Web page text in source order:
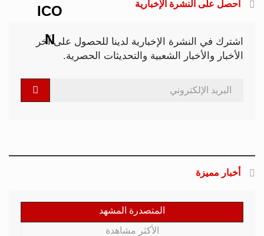
احصل على النشرة الإخبارية
اشترك في النشرة الإخبارية لدينا للحصول على آخر
الأخبار والأخبار الشعبية والتحديثات الحصرية.
أخبار مميزة
المتصدرة المشهد
الأكثر مشاهدة